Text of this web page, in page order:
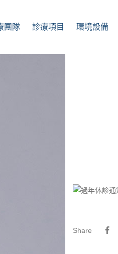
團隊 診療項目 環境設備
Share